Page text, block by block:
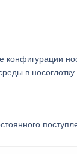
конфигурации
в носоглотку.